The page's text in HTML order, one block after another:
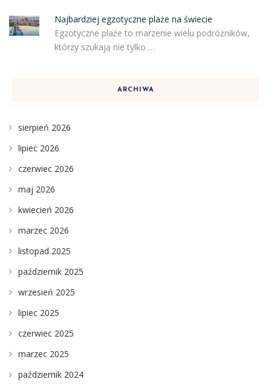
Najbardziej egzotyczne plaże na świecie
Egzotyczne plaże to marzenie wielu podróżników,
którzy szukają nie tylko …
ARCHIWA
sierpień 2026
lipiec 2026
czerwiec 2026
maj 2026
kwiecień 2026
marzec 2026
listopad 2025
październik 2025
wrzesień 2025
lipiec 2025
czerwiec 2025
marzec 2025
październik 2024